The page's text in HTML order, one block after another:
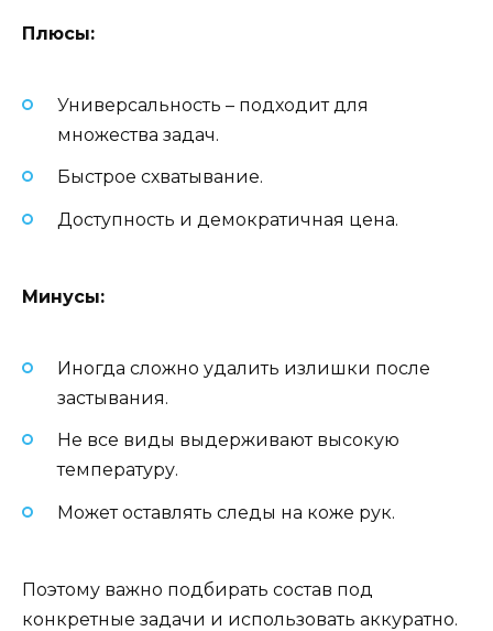
Плюсы:
Универсальность – подходит для
множества задач.
Быстрое схватывание.
Доступность и демократичная цена.
Минусы:
Иногда сложно удалить излишки после
застывания.
Не все виды выдерживают высокую
температуру.
Может оставлять следы на коже рук.
Поэтому важно подбирать состав под
конкретные задачи и использовать аккуратно.